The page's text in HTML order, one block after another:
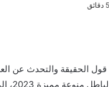
على الناس دائمًا قول الحقيقة